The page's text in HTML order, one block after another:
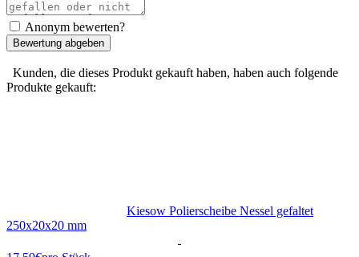
Anonym bewerten?
Bewertung abgeben
Kunden, die dieses Produkt gekauft haben, haben auch folgende
Produkte gekauft:
Kiesow Polierscheibe Nessel gefaltet
250x20x20 mm